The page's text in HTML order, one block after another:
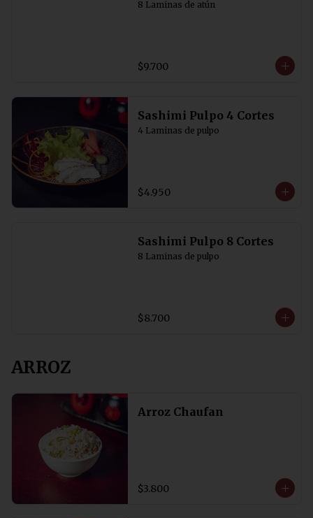
8 Laminas de atún
$9.700
Sashimi Pulpo 4 Cortes
4 Laminas de pulpo
$4.950
Sashimi Pulpo 8 Cortes
8 Laminas de pulpo
$8.700
ARROZ
Arroz Chaufan
$3.800